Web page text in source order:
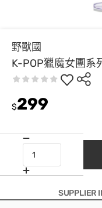
野獸國
K-POP獵魔女團系
$299
SUPPLIER